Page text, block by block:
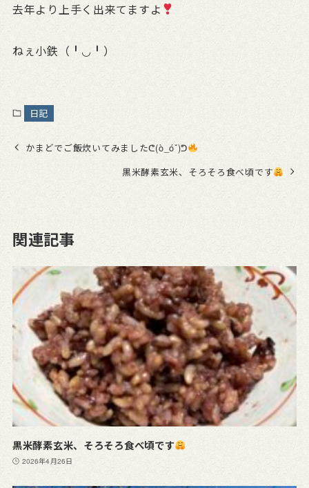
去年より上手く出来てますよ
ねぇ小鉄（╹◡╹）
日記
かまどでご飯炊いてみましたᕦ(ò_óˇ)ᕤ
黒米酵素玄米、そろそろ食べ頃です
関連記事
黒米酵素玄米、そろそろ食べ頃です
2026年4月26日